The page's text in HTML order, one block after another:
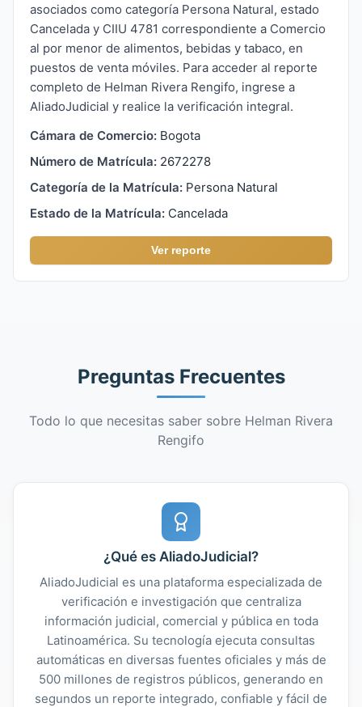
asociados como categoría Persona Natural, estado
Cancelada y CIIU 4781 correspondiente a Comercio
al por menor de alimentos, bebidas y tabaco, en
puestos de venta móviles. Para acceder al reporte
completo de Helman Rivera Rengifo, ingrese a
AliadoJudicial y realice la verificación integral.
Cámara de Comercio: Bogota
Número de Matrícula: 2672278
Categoría de la Matrícula: Persona Natural
Estado de la Matrícula: Cancelada
Ver reporte
Preguntas Frecuentes
Todo lo que necesitas saber sobre Helman Rivera
Rengifo
¿Qué es AliadoJudicial?
AliadoJudicial es una plataforma especializada de
verificación e investigación que centraliza
información judicial, comercial y pública en toda
Latinoamérica. Su tecnología ejecuta consultas
automáticas en diversas fuentes oficiales y más de
500 millones de registros públicos, generando en
segundos un reporte integrado, confiable y fácil de